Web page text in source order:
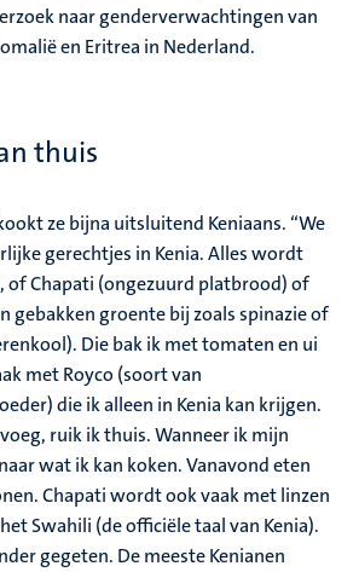
naar genderverwachtingen van
en Eritrea in Nederland.
thuis
ze bijna uitsluitend Keniaans. “We
gerechtjes in Kenia. Alles wordt
of Chapati (ongezuurd platbrood) of
gebakken groente bij zoals spinazie of
Die bak ik met tomaten en ui
met Royco (soort van
die ik alleen in Kenia kan krijgen.
ruik ik thuis. Wanneer ik mijn
wat ik kan koken. Vanavond eten
Chapati wordt ook vaak met linzen
Swahili (de officiële taal van Kenia).
gegeten. De meeste Kenianen